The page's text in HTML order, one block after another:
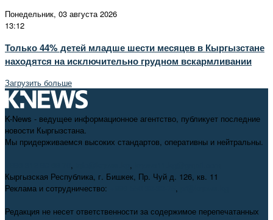
Понедельник, 03 августа 2026
13:12
Только 44% детей младше шести месяцев в Кыргызстане
находятся на исключительно грудном вскармливании
Загрузить больше
K-News - ведущее информационное агентство, публикует последние
новости Кыргызстана.
Мы придерживаемся высоких стандартов, оперативны и нейтральны.
, ,
Кыргызская Республика, г. Бишкек, Пр. Чуй д. 126, кв. 11
Реклама и сотрудничество:
,
Редакция не несет ответственности за содержимое перепечатанных